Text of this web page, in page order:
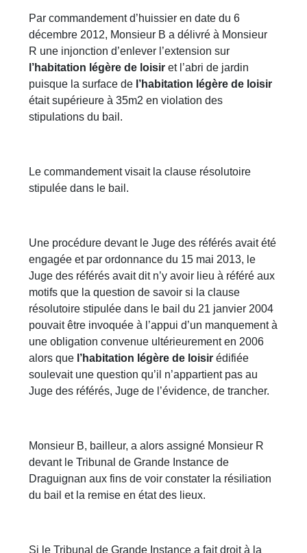
Par commandement d’huissier en date du 6
décembre 2012, Monsieur B a délivré à Monsieur
R une injonction d’enlever l’extension sur
l’habitation légère de loisir et l’abri de jardin
puisque la surface de l’habitation légère de loisir
était supérieure à 35m2 en violation des
stipulations du bail.
Le commandement visait la clause résolutoire
stipulée dans le bail.
Une procédure devant le Juge des référés avait été
engagée et par ordonnance du 15 mai 2013, le
Juge des référés avait dit n’y avoir lieu à référé aux
motifs que la question de savoir si la clause
résolutoire stipulée dans le bail du 21 janvier 2004
pouvait être invoquée à l’appui d’un manquement à
une obligation convenue ultérieurement en 2006
alors que l’habitation légère de loisir édifiée
soulevait une question qu’il n’appartient pas au
Juge des référés, Juge de l’évidence, de trancher.
Monsieur B, bailleur, a alors assigné Monsieur R
devant le Tribunal de Grande Instance de
Draguignan aux fins de voir constater la résiliation
du bail et la remise en état des lieux.
Si le Tribunal de Grande Instance a fait droit à la